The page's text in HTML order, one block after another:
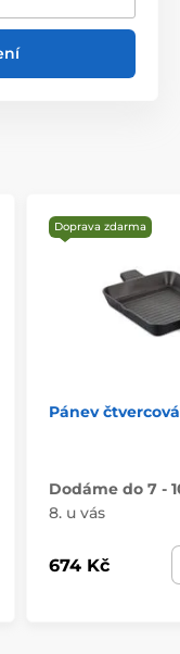
Doprava zdarma
Pánev
Dodáme do 7 -
8. u vás
674 Kč